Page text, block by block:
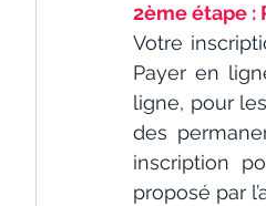
2ème étape :
Votre
Payer en
ligne, pour
des
inscription
proposé par